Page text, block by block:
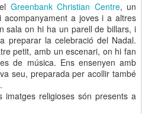
Greenbank Christian Centre, un
a joves i a altres
sala on hi ha un parell de billars, i
preparar la celebració del Nadal.
petit, amb un escenari, on hi fan
de música. Ens ensenyen amb
seu, preparada per acollir també
imatges religioses són presents a